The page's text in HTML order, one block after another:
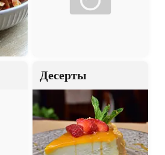
Десерты